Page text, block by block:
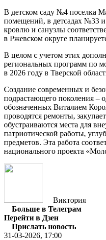
В детском саду №4 поселка
помещений, в детсадах №33
кровлю и санузлы
в Ржевском округе
В целом с учетом этих
региональных программ по
в 2026 году в Тверской
Создание современных и
подрастающего поколения –
обозначенных Виталием
проводятся ремонты,
обустраиваются места для
патриотической работы,
предметов. Эта работа
национального проекта
Виктория
Больше в Телеграм
Перейти в Дзен
Прислать новость
31-03-2026, 17:00